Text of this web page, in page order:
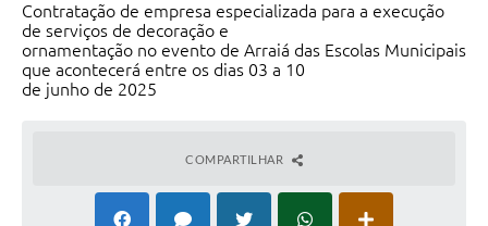
Contratação de empresa especializada para a execução
de serviços de decoração e
ornamentação no evento de Arraiá das Escolas Municipais
que acontecerá entre os dias 03 a 10
de junho de 2025
COMPARTILHAR